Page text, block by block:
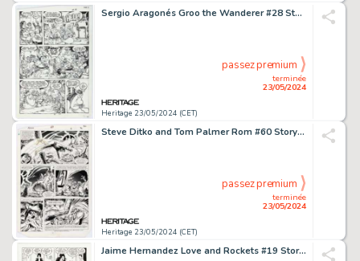
Sergio Aragonés Groo the Wanderer #28 Story Page 12 Original Art (Marvel, 1987).
Heritage 23/05/2024 (CET)
terminée
23/05/2024
passez premium
Steve Ditko and Tom Palmer Rom #60 Story Page 2 Original Art (Marvel, 1984).
Heritage 23/05/2024 (CET)
terminée
23/05/2024
passez premium
Jaime Hernandez Love and Rockets #19 Story Page 6 Original Art (Fantagraphics, 2007).